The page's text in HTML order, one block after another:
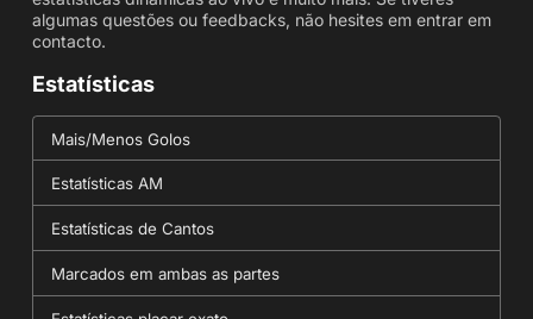
algumas questões ou feedbacks, não hesites em entrar em
contacto.
Estatísticas
Mais/Menos Golos
Estatísticas AM
Estatísticas de Cantos
Marcados em ambas as partes